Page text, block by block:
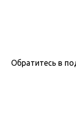
Обратитесь в